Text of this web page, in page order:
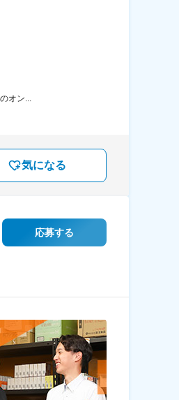
オン...
気になる
応募する